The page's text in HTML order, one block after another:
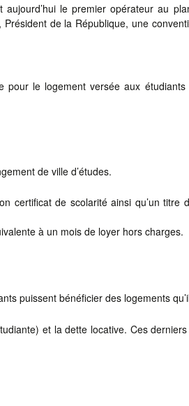
le premier opérateur au
Président de la République, une
pour le logement versée aux
de ville d’études.
certificat de scolarité ainsi qu’un titre
à un mois de loyer hors charges.
puissent bénéficier des logements
et la dette locative. Ces